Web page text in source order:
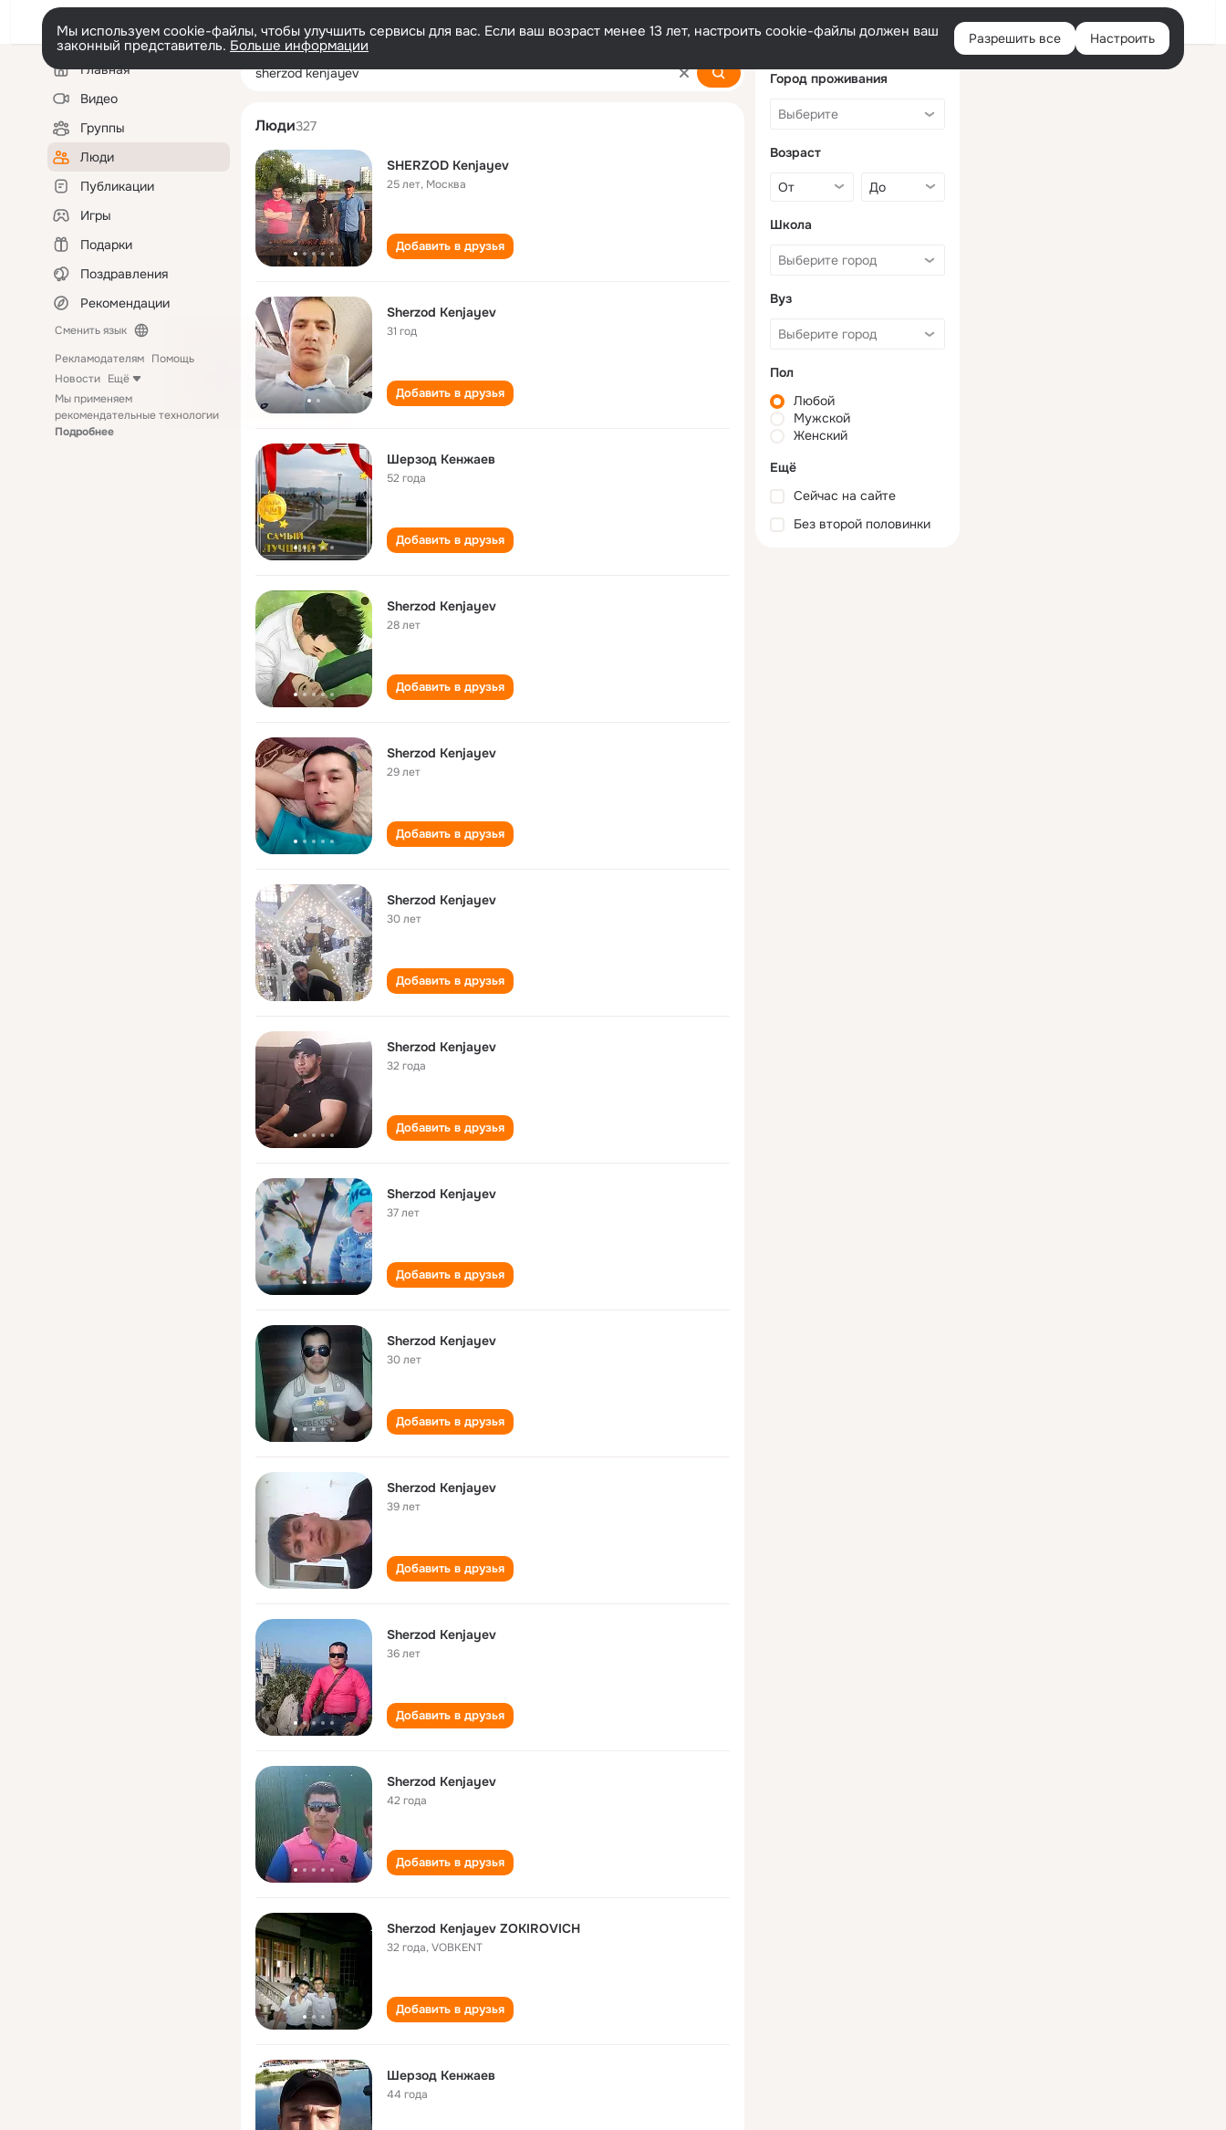
Войти
Мы используем cookie-файлы, чтобы улучшить сервисы для вас. Если ваш возраст менее 13 лет, настроить cookie-файлы должен ваш
законный представитель. Больше информации Разрешить все Настроить
Левая
колонкаГлавная
Видео
Группы
Люди
Публикации
Игры
Подарки
Поздравления
Рекомендации
Сменить язык
Рекламодателям Помощь
Новости Ещё
Мы применяем
рекомендательные технологии
Подробнее
sherzod kenjayev
Люди327
SHERZOD Kenjayev
25 лет, Москва
Добавить в друзья
Sherzod Kenjayev
31 год
Добавить в друзья
Шерзод Кенжаев
52 года
Добавить в друзья
Sherzod Kenjayev
28 лет
Добавить в друзья
Sherzod Kenjayev
29 лет
Добавить в друзья
Sherzod Kenjayev
30 лет
Добавить в друзья
Sherzod Kenjayev
32 года
Добавить в друзья
Sherzod Kenjayev
37 лет
Добавить в друзья
Sherzod Kenjayev
30 лет
Добавить в друзья
Sherzod Kenjayev
39 лет
Добавить в друзья
Sherzod Kenjayev
36 лет
Добавить в друзья
Sherzod Kenjayev
42 года
Добавить в друзья
Sherzod Kenjayev ZOKIROVICH
32 года,VOBKENT
Добавить в друзья
Шерзод Кенжаев
44 года
Город проживания
Возраст
Школа
Вуз
Пол
Любой
Мужской
Женский
Ещё
Сейчас на сайте
Без второй половинки